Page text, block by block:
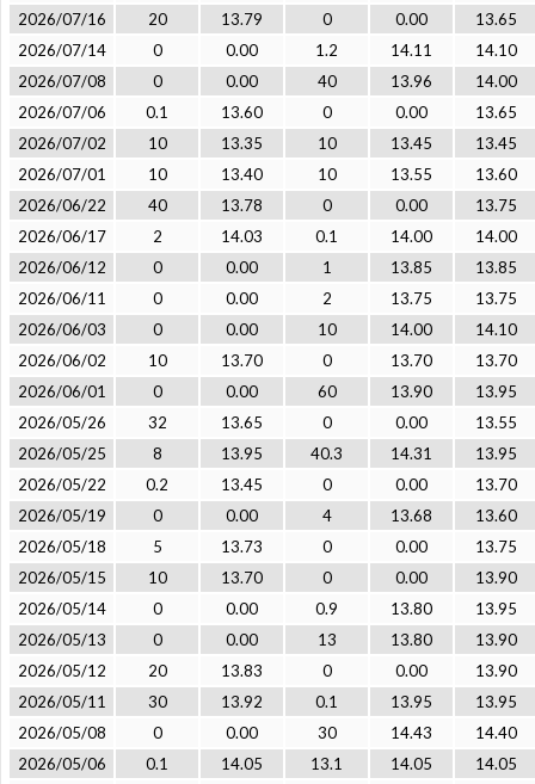
2026/07/16
20 13.79 0 0.00
13.65
2026/07/14
0 0.00 1.2 14.11
14.10
2026/07/08
0 0.00 40 13.96
14.00
2026/07/06
0.1 13.60 0 0.00
13.65
2026/07/02
10 13.35 10 13.45
13.45
2026/07/01
10 13.40 10 13.55
13.60
2026/06/22
40 13.78 0 0.00
13.75
2026/06/17
2 14.03 0.1 14.00
14.00
2026/06/12
0 0.00 1 13.85
13.85
2026/06/11
0 0.00 2 13.75
13.75
2026/06/03
0 0.00 10 14.00
14.10
2026/06/02
10 13.70 0 13.70
13.70
2026/06/01
0 0.00 60 13.90
13.95
2026/05/26
32 13.65 0 0.00
13.55
2026/05/25
8 13.95 40.3 14.31
13.95
2026/05/22
0.2 13.45 0 0.00
13.70
2026/05/19
0 0.00 4 13.68
13.60
2026/05/18
5 13.73 0 0.00
13.75
2026/05/15
10 13.70 0 0.00
13.90
2026/05/14
0 0.00 0.9 13.80
13.95
2026/05/13
0 0.00 13 13.80
13.90
2026/05/12
20 13.83 0 0.00
13.90
2026/05/11
30 13.92 0.1 13.95
13.95
2026/05/08
0 0.00 30 14.43
14.40
2026/05/06
0.1 14.05 13.1 14.05
14.05